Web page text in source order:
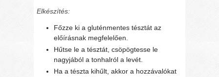
Elkészítés:
Főzze ki a gluténmentes tésztát az
előírásnak megfelelően.
Hűtse le a tésztát, csöpögtesse le
nagyjából a tonhalról a levét.
Ha a tészta kihűlt, akkor a hozzávalókat